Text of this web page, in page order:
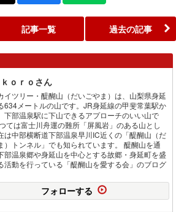
記事一覧 過去の記事
ｏｒｏさん
イツリー・醍醐山（だいごやま）は、山梨県身延
634メートルの山です。JR身延線の甲斐常葉駅か
下部温泉駅に下山できるアプローチのいい山で
ては富士川舟運の難所「屏風岩」のある山とし
は中部横断道下部温泉早川IC近くの「醍醐山（だ
）トンネル」でも知られています。 醍醐山を通
部温泉郷や身延山を中心とする故郷・身延町を盛
活動を行っている「醍醐山を愛する会」のブログ
フォローする